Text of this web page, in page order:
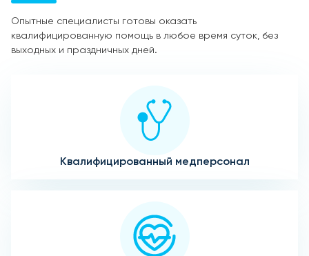
Опытные специалисты готовы оказать
квалифицированную помощь в любое время суток, без
выходных и праздничных дней.
Квалифицированный медперсонал